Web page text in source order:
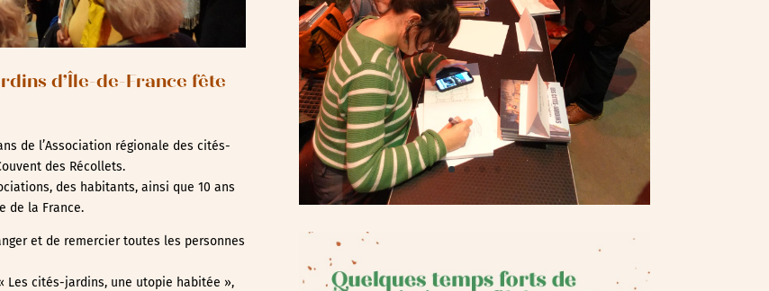
d’Île-de-France fête
de l’Association régionale des cités-
des Récollets.
des habitants, ainsi que 10 ans
de la France.
et de remercier toutes les personnes
Les cités-jardins, une utopie habitée »,